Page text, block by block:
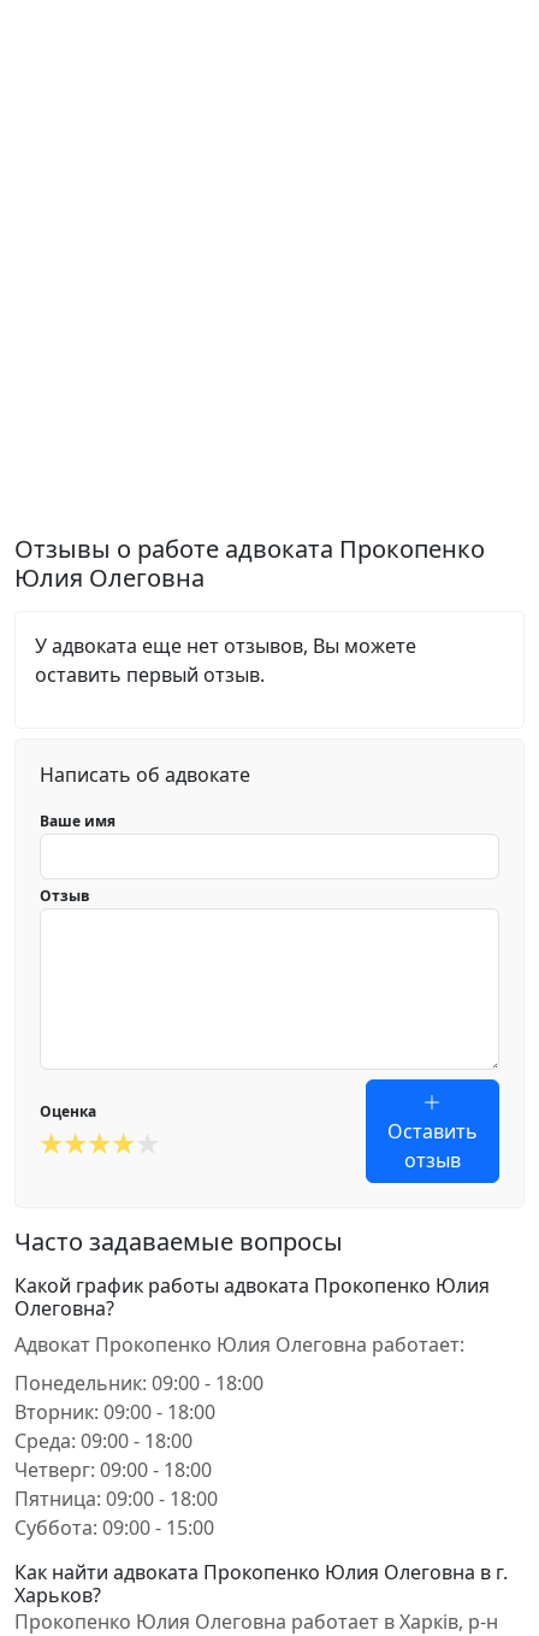
Отзывы о работе адвоката Прокопенко
Юлия Олеговна
У адвоката еще нет отзывов, Вы можете
оставить первый отзыв.
Написать об адвокате
Ваше имя
Отзыв
Оценка
Оставить
отзыв
Часто задаваемые вопросы
Какой график работы адвоката Прокопенко Юлия
Олеговна?
Адвокат Прокопенко Юлия Олеговна работает:
Понедельник: 09:00 - 18:00
Вторник: 09:00 - 18:00
Среда: 09:00 - 18:00
Четверг: 09:00 - 18:00
Пятница: 09:00 - 18:00
Суббота: 09:00 - 15:00
Как найти адвоката Прокопенко Юлия Олеговна в г.
Харьков?
Прокопенко Юлия Олеговна работает в Харків, р-н